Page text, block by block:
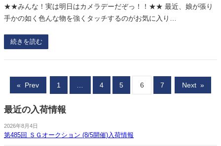
★★みんな！実は明日はカメラデーだぞっ！！★★ 最近、娘が張り
手かの如く色んな物を強くタッチするのがお気に入り…
続きを読む
« Prev 1 4 5 6 7 Next »
最近の入荷情報
2026年8月4日
第485回 ＳＧオークション (8/5開催)入荷情報